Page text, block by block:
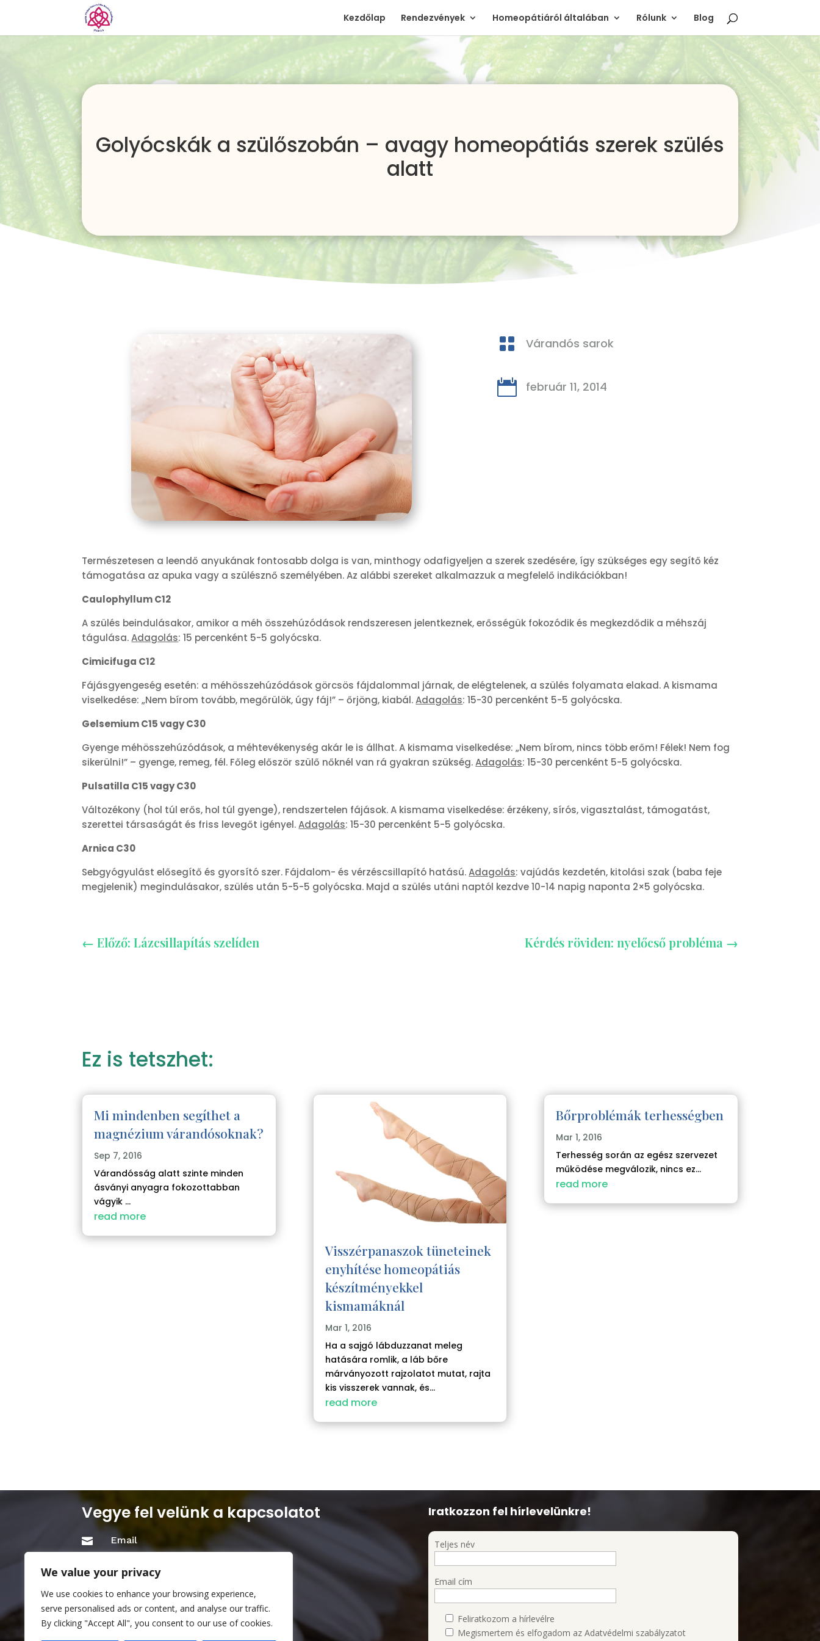
We value your privacy
We use cookies to enhance your browsing experience,
serve personalised ads or content, and analyse our traffic.
By clicking "Accept All", you consent to our use of cookies.
Kezdőlap Rendezvények Homeopátiáról általában Rólunk Blog
Golyócskák a szülőszobán – avagy homeopátiás szerek szülés
alatt
 Várandós sarok
 február 11, 2014
Természetesen a leendő anyukának fontosabb dolga is van, minthogy odafigyeljen a szerek szedésére, így szükséges egy segítő kéz
támogatása az apuka vagy a szülésznő személyében. Az alábbi szereket alkalmazzuk a megfelelő indikációkban!
Caulophyllum C12
A szülés beindulásakor, amikor a méh összehúzódások rendszeresen jelentkeznek, erősségük fokozódik és megkezdődik a méhszáj
tágulása.Adagolás: 15 percenként 5-5 golyócska.
Cimicifuga C12
Fájásgyengeség esetén: a méhösszehúzódások görcsös fájdalommal járnak, de elégtelenek, a szülés folyamata elakad. A kismama
viselkedése: „Nem bírom tovább, megőrülök, úgy fáj!” – őrjöng, kiabál.Adagolás: 15-30 percenként 5-5 golyócska.
Gelsemium C15 vagy C30
Gyenge méhösszehúzódások, a méhtevékenység akár le is állhat. A kismama viselkedése: „Nem bírom, nincs több erőm! Félek! Nem fog
sikerülni!” – gyenge, remeg, fél. Főleg először szülő nőknél van rá gyakran szükség.Adagolás: 15-30 percenként 5-5 golyócska.
Pulsatilla C15 vagy C30
Változékony (hol túl erős, hol túl gyenge), rendszertelen fájások. A kismama viselkedése: érzékeny, sírós, vigasztalást, támogatást,
szerettei társaságát és friss levegőt igényel.Adagolás: 15-30 percenként 5-5 golyócska.
Arnica C30
Sebgyógyulást elősegítő és gyorsító szer. Fájdalom- és vérzéscsillapító hatású.Adagolás: vajúdás kezdetén, kitolási szak (baba feje
megjelenik) megindulásakor, szülés után 5-5-5 golyócska. Majd a szülés utáni naptól kezdve 10-14 napig naponta 2×5 golyócska.
←Előző: Lázcsillapítás szelíden Kérdés röviden: nyelőcső probléma →
Ez is tetszhet:
Mi mindenben segíthet a
magnézium várandósoknak?
Sep 7, 2016
Várandósság alatt szinte minden
ásványi anyagra fokozottabban
vágyik ...
read more
Visszérpanaszok tüneteinek
enyhítése homeopátiás
készítményekkel
kismamáknál
Mar 1, 2016
Ha a sajgó lábduzzanat meleg
hatására romlik, a láb bőre
márványozott rajzolatot mutat, rajta
kis visszerek vannak, és...
read more
Bőrproblémák terhességben
Mar 1, 2016
Terhesség során az egész szervezet
működése megválozik, nincs ez...
read more
Vegye fel velünk a kapcsolatot
 Email
 Cím
1111 Budapest, Bartók Béla u.28. I/1.
Iratkozzon fel hírlevelünkre!
Teljes név
Email cím
Feliratkozom a hírlevélre
Megismertem és elfogadom az Adatvédelmi szabályzatot